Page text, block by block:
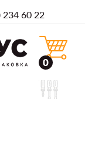
234 60 22
0